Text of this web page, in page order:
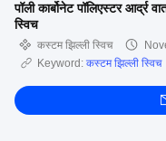
पॉली कार्बोनेट पॉलिएस्टर
स्विच
कस्टम झिल्ली स्विच
Keyword: कस्टम झिल्ली स्विच